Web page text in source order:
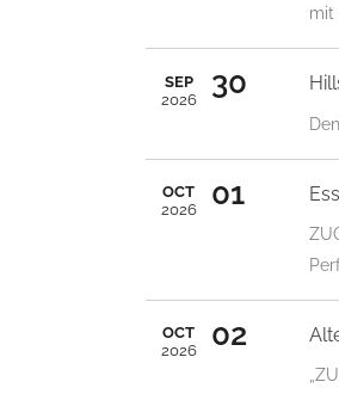
mit
SEP
2026
30
OCT
2026
01
OCT
2026
02